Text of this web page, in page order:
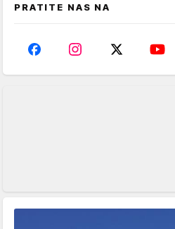
PRATITE NAS NA